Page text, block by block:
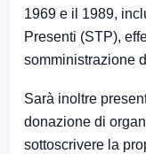
1969 e il 1989,
Presenti (STP),
somministrazione
Sarà inoltre
donazione di
sottoscrivere la